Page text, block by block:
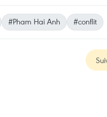
#Pham Hai Anh #conflit